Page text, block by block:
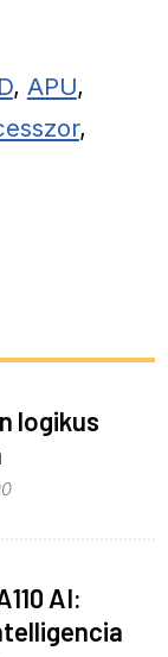
, APU,
,
logikus
AI: